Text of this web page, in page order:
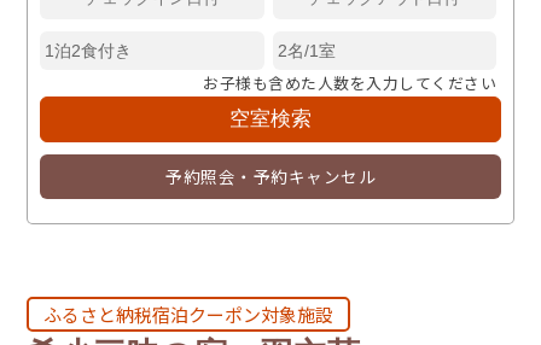
お子様も含めた人数を入力してください
予約照会・予約キャンセル
ふるさと納税宿泊クーポン対象施設